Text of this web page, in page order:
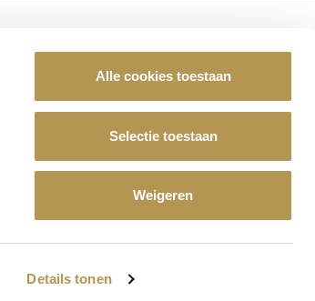
Details tonen
Alle cookies toestaan
Selectie toestaan
Weigeren
Realisatie door